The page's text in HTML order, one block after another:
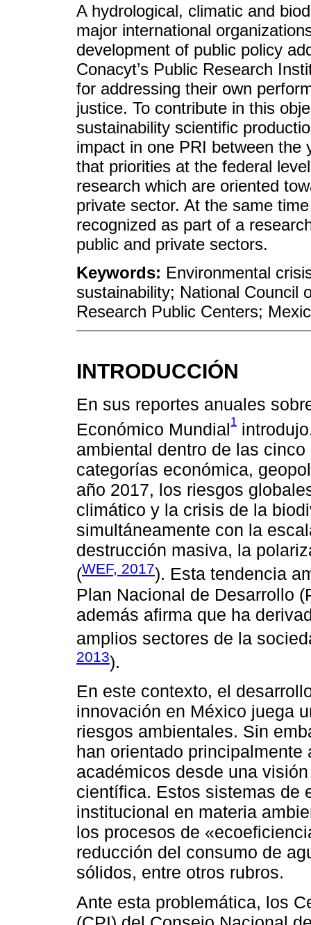
A hydrological, climatic and
major international
development of public policy
Conacyt’s Public Research
for addressing their own
justice. To contribute in this
sustainability scientific
impact in one PRI between the
that priorities at the federal
research which are oriented
private sector. At the same
recognized as part of a
public and private sectors.
Keywords: Environmental
sustainability; National Council
Research Public Centers;
INTRODUCCIÓN
En sus reportes anuales
Económico Mundial1
ambiental dentro de las
categorías económica,
año 2017, los riesgos
climático y la crisis de la
simultáneamente con la
destrucción masiva, la
(WEF, 2017). Esta tendencia
Plan Nacional de Desarrollo
además afirma que ha
amplios sectores de la
2013).
En este contexto, el
innovación en México juega
riesgos ambientales. Sin
han orientado
académicos desde una
científica. Estos sistemas de
institucional en materia
los procesos de
reducción del consumo de
sólidos, entre otros rubros.
Ante esta problemática, los